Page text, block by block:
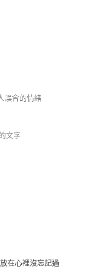
誤會的情緒
文字
在心裡沒忘記過